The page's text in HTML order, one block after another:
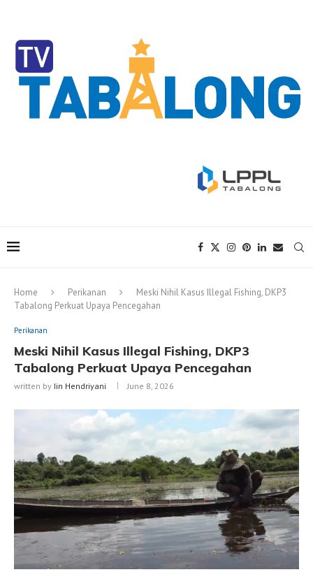
Home Perikanan
Meski Nihil Kasus Illegal Fishing, DKP3
Tabalong Perkuat Upaya Pencegahan
Perikanan
Meski Nihil Kasus Illegal Fishing, DKP3
Tabalong Perkuat Upaya Pencegahan
written by Iin Hendriyani June 8, 2026